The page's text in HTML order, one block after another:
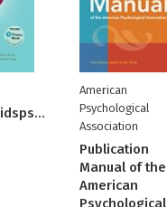
Gezondheidspsychologie
American
Psychological
Association
Publication
Manual of the
American
Psychological